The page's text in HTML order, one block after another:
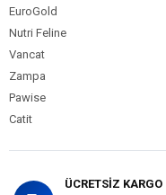
EuroGold
Nutri Feline
Vancat
Zampa
Pawise
Catit
ÜCRETSİZ KARGO